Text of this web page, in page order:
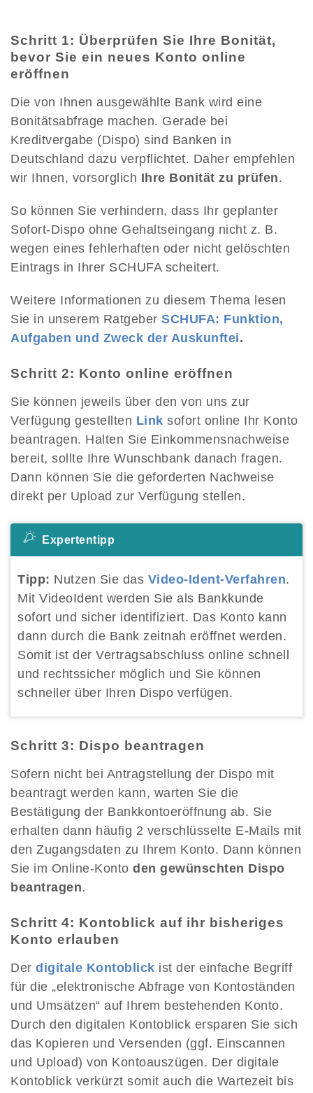
Schritt 1: Überprüfen Sie Ihre Bonität,
bevor Sie ein neues Konto online
eröffnen
Die von Ihnen ausgewählte Bank wird eine
Bonitätsabfrage machen. Gerade bei
Kreditvergabe (Dispo) sind Banken in
Deutschland dazu verpflichtet. Daher empfehlen
wir Ihnen, vorsorglich Ihre Bonität zu prüfen.
So können Sie verhindern, dass Ihr geplanter
Sofort-Dispo ohne Gehaltseingang nicht z. B.
wegen eines fehlerhaften oder nicht gelöschten
Eintrags in Ihrer SCHUFA scheitert.
Weitere Informationen zu diesem Thema lesen
Sie in unserem Ratgeber SCHUFA: Funktion,
Aufgaben und Zweck der Auskunftei.
Schritt 2: Konto online eröffnen
Sie können jeweils über den von uns zur
Verfügung gestellten Link sofort online Ihr Konto
beantragen. Halten Sie Einkommensnachweise
bereit, sollte Ihre Wunschbank danach fragen.
Dann können Sie die geforderten Nachweise
direkt per Upload zur Verfügung stellen.
Expertentipp
Tipp: Nutzen Sie das Video-Ident-Verfahren.
Mit VideoIdent werden Sie als Bankkunde
sofort und sicher identifiziert. Das Konto kann
dann durch die Bank zeitnah eröffnet werden.
Somit ist der Vertragsabschluss online schnell
und rechtssicher möglich und Sie können
schneller über Ihren Dispo verfügen.
Schritt 3: Dispo beantragen
Sofern nicht bei Antragstellung der Dispo mit
beantragt werden kann, warten Sie die
Bestätigung der Bankkontoeröffnung ab. Sie
erhalten dann häufig 2 verschlüsselte E-Mails mit
den Zugangsdaten zu Ihrem Konto. Dann können
Sie im Online-Konto den gewünschten Dispo
beantragen.
Schritt 4: Kontoblick auf ihr bisheriges
Konto erlauben
Der digitale Kontoblick ist der einfache Begriff
für die „elektronische Abfrage von Kontoständen
und Umsätzen“ auf Ihrem bestehenden Konto.
Durch den digitalen Kontoblick ersparen Sie sich
das Kopieren und Versenden (ggf. Einscannen
und Upload) von Kontoauszügen. Der digitale
Kontoblick verkürzt somit auch die Wartezeit bis